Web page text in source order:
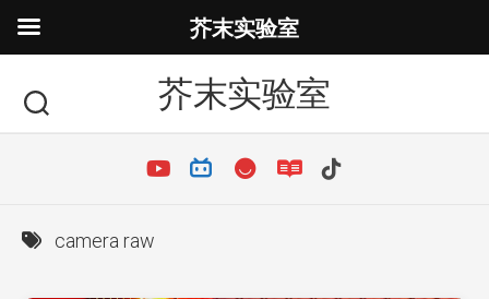
芥末实验室
camera raw
芥末实验室